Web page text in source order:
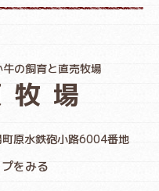
の飼育と直売牧場
牧場
原水鉄砲小路6004番地
をみる